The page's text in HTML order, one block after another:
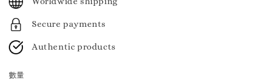
Secure payments
Authentic products
數量